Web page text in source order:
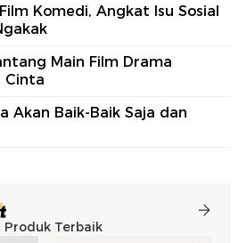
Komedi, Angkat Isu Sosial
Main Film Drama
Cinta
Akan Baik-Baik Saja dan